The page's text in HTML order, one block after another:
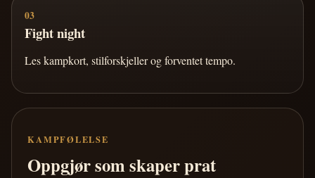
03
Fight night
Les kampkort, stilforskjeller og forventet tempo.
KAMPFØLELSE
Oppgjør som skaper prat